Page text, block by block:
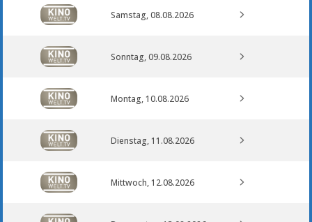
Samstag, 08.08.2026
Sonntag, 09.08.2026
Montag, 10.08.2026
Dienstag, 11.08.2026
Mittwoch, 12.08.2026